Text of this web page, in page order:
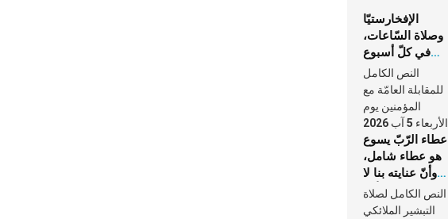
الإفخارستيّا
وصلاة السّاعات،
في كلّ أسبوع
وكلّ يوم، هما
النَّفَس في حياة
الكنيسة
النص الكامل
للمقابلة العامّة مع
المؤمنين يوم
الأربعاء 5 آب 2026
عطاء الرّبّ يسوع
هو عطاء شامل،
وأنّ عنايته بنا لا
تغيب عنّا أبدًا
النص الكامل لصلاة
التبشير الملائكي